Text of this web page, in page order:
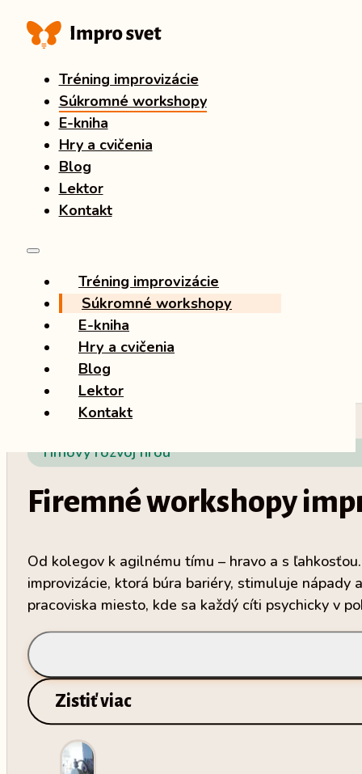
Tréning improvizácie
Súkromné workshopy
E-kniha
Hry a cvičenia
Blog
Lektor
Kontakt
Tréning improvizácie
Súkromné workshopy
E-kniha
Hry a cvičenia
Blog
Lektor
Kontakt
Tímový rozvoj hrou
Firemné workshopy
Od kolegov k agilnému tímu – hravo a s
improvizácie, ktorá búra bariéry, stimuluje nápady
pracoviska miesto, kde sa každý cíti psychicky v
Zistiť viac